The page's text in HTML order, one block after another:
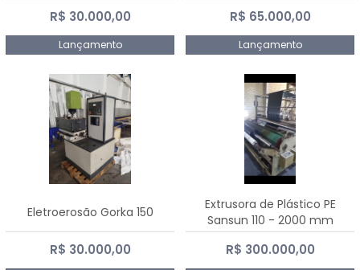
R$ 30.000,00
Lançamento
R$ 65.000,00
Lançamento
Eletroerosão Gorka 150
R$ 30.000,00
Extrusora de Plástico PE
Sansun 110 - 2000 mm
R$ 300.000,00